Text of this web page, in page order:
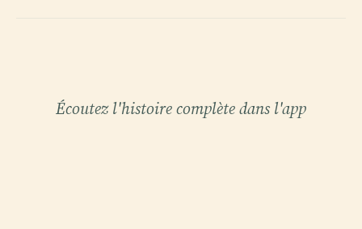
Écoutez l'histoire complète dans l'app